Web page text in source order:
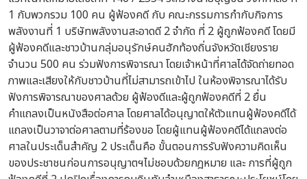
1 กับพวกรวม 100 คน ผู้ฟ้องคดี กับ คณะกรรมการกำกับกิจการ
พลังงานที่ 1 บริษัทพลังงานสะอาดดี 2 จำกัด ที่ 2 ผู้ถูกฟ้องคดี โดยมี
ผู้ฟ้องคดีและชาวบ้านกลุ่มอนุรักษ์คนฮักท้องถิ่นจังหวัดเชียงราย
จำนวน 500 คน ร่วมฟังการพิจารณา โดยเจ้าหน้าที่ศาลได้จัดถ่ายทอด
ภาพและเสียงให้กับชาวบ้านที่ไม่สามารถเข้าไป ในห้องพิจารณาได้รับ
ฟังการพิจารณาของศาลด้วย ผู้ฟ้องดีและผู้ถูกฟ้องคดีที่ 2 ยื่น
คำแถลงเป็นหนังสือต่อศาล โดยศาลได้อนุญาตให้ตัวแทนผู้ฟ้องคดีได้
แถลงเป็นวาจาต่อศาลตามที่ร้องขอ โดยผู้แทนผู้ฟ้องคดีได้แถลงต่อ
ศาลในประเด็นสำคัญ 2 ประเด็นคือ ขั้นตอนการรับฟังความคิดเห็น
ของประชาชนก่อนการอนุญาตฯไม่ชอบด้วยกฎหมาย และ การที่ผู้ถูก